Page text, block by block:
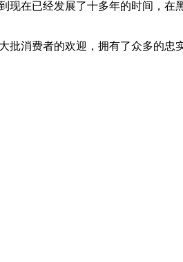
在已经发展了十多年的时间，在
消费者的欢迎，拥有了众多的